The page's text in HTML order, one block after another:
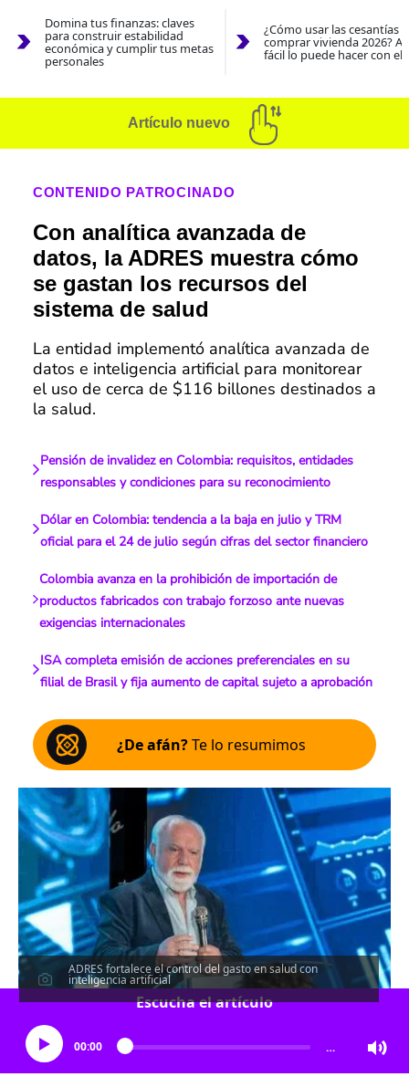
Domina tus finanzas: claves
para construir estabilidad
económica y cumplir tus metas
personales
¿Cómo usar las cesantías
comprar vivienda 2026?
fácil lo puede hacer con el
Artículo nuevo
CONTENIDO PATROCINADO
Con analítica avanzada de
datos, la ADRES muestra cómo
se gastan los recursos del
sistema de salud
La entidad implementó analítica avanzada de
datos e inteligencia artificial para monitorear
el uso de cerca de $116 billones destinados a
la salud.
Pensión de invalidez en Colombia: requisitos, entidades
responsables y condiciones para su reconocimiento
Dólar en Colombia: tendencia a la baja en julio y TRM
oficial para el 24 de julio según cifras del sector financiero
Colombia avanza en la prohibición de importación de
productos fabricados con trabajo forzoso ante nuevas
exigencias internacionales
ISA completa emisión de acciones preferenciales en su
filial de Brasil y fija aumento de capital sujeto a aprobación
¿De afán?Te lo resumimos
ADRES fortalece el control del gasto en salud con
inteligencia artificial
Escucha el artículo
00:00 …